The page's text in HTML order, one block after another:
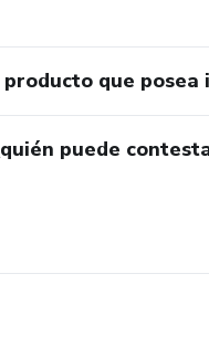
que
puede